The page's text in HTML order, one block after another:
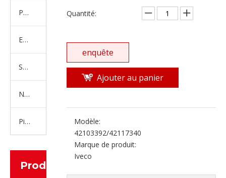
Produits en caoutchouc
Embrayage Série
Série de bras de réglage
Nouvelles pièces de camion d'énergie
Pièces de moteur
Produits
Quantité:
enquête
Ajouter au panier
Modèle:
42103392/42117340
Marque de produit:
Iveco